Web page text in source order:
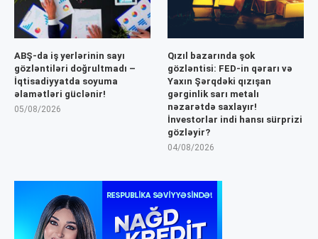
ABŞ-da iş yerlərinin sayı
gözləntiləri doğrultmadı –
İqtisadiyyatda soyuma
əlamətləri güclənir!
05/08/2026
Qızıl bazarında şok
gözləntisi: FED-in qərarı və
Yaxın Şərqdəki qızışan
gərginlik sarı metalı
nəzarətdə saxlayır!
İnvestorlar indi hansı sürprizi
gözləyir?
04/08/2026